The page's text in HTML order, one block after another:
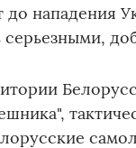
нападения